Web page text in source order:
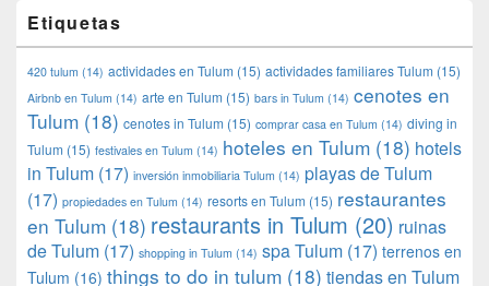
Etiquetas
420 tulum (14) actividades en Tulum (15) actividades familiares Tulum (15)
Airbnb en Tulum (14) arte en Tulum (15) bars in Tulum (14) cenotes en
Tulum (18) cenotes in Tulum (15) comprar casa en Tulum (14) diving in
Tulum (15) festivales en Tulum (14) hoteles en Tulum (18) hotels
in Tulum (17) inversión inmobiliaria Tulum (14) playas de Tulum
(17) propiedades en Tulum (14) resorts en Tulum (15) restaurantes
en Tulum (18) restaurants in Tulum (20) ruinas
de Tulum (17) shopping in Tulum (14) spa Tulum (17) terrenos en
Tulum (16) things to do in tulum (18) tiendas en Tulum